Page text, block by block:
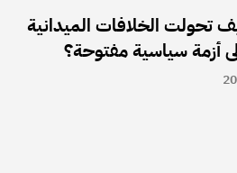
تحولت الخلافات الميدانية
أزمة سياسية مفتوحة؟